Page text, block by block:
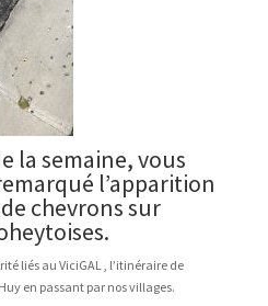
la semaine, vous
l’apparition
chevrons sur
liés au ViciGAL , l’itinéraire de
en passant par nos villages.